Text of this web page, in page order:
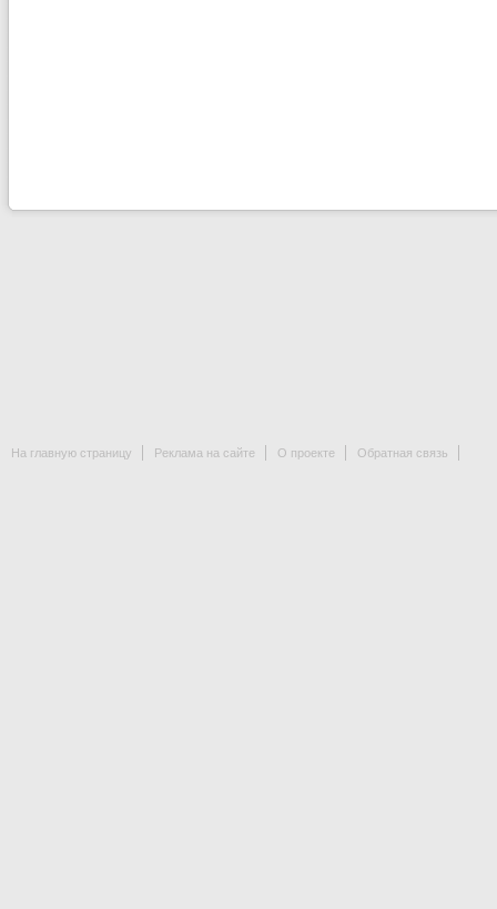
На главную страницу Реклама на сайте О проекте Обратная связь